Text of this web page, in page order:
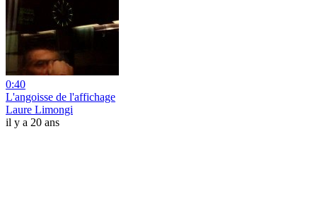
0:40
L'angoisse de l'affichage
Laure Limongi
il y a 20 ans